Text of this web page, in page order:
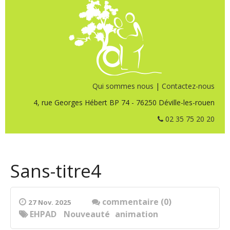
Qui sommes nous | Contactez-nous
4, rue Georges Hébert BP 74 - 76250 Déville-les-rouen
02 35 75 20 20
Sans-titre4
27 Nov. 2025
commentaire (0)
animation
EHPAD Nouveauté